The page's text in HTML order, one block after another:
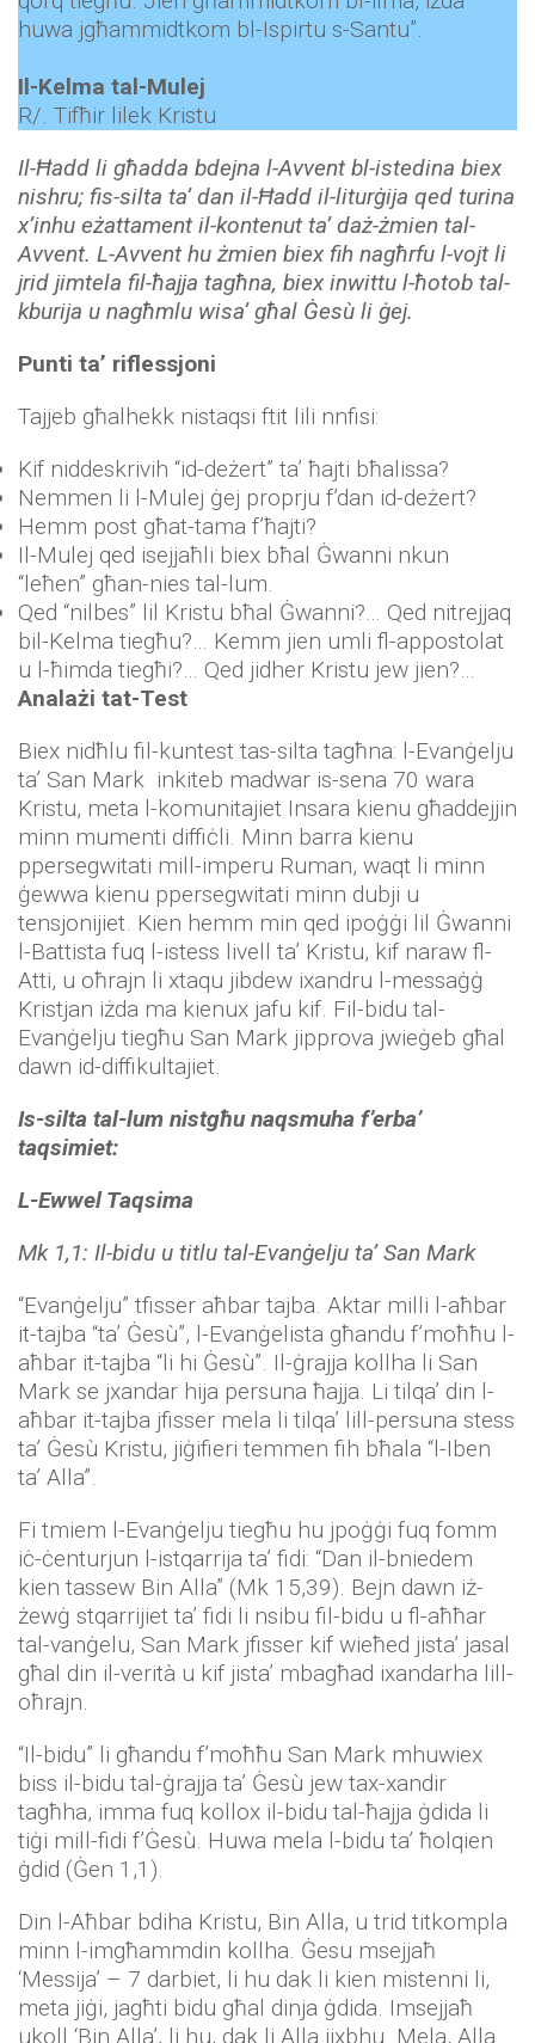
huwa jgħammidtkom bl-Ispirtu s-Santu”.
Il-Kelma tal-Mulej
R/. Tifħir lilek Kristu
Il-Ħadd li għadda bdejna l-Avvent bl-istedina biex
nishru; fis-silta ta’dan il-Ħadd il-liturġija qed turina
x’inhu eżattament il-kontenut ta’ daż-żmien tal-
Avvent. L-Avvent hu żmien biex fih nagħrfu l-vojt li
jrid jimtela fil-ħajja tagħna, biex inwittu l-ħotob tal-
kburija u nagħmlu wisa’ għal Ġesù li ġej.
Punti ta’ riflessjoni
Tajjeb għalhekk nistaqsi ftit lili nnfisi:
Kif niddeskrivih “id-deżert” ta’ ħajti bħalissa?
Nemmen li l-Mulej ġej proprju f’dan id-deżert?
Hemm post għat-tama f’ħajti?
Il-Mulej qed isejjaħli biex bħal Ġwanni nkun
“leħen” għan-nies tal-lum.
Qed “nilbes” lil Kristu bħal Ġwanni?… Qed nitrejjaq
bil-Kelma tiegħu?… Kemm jien umli fl-appostolat
u l-ħimda tiegħi?… Qed jidher Kristu jew jien?…
Analażi tat-Test
Biex nidħlu fil-kuntest tas-silta tagħna: l-Evanġelju
ta’ San Mark inkiteb madwar is-sena 70 wara
Kristu, meta l-komunitajiet Insara kienu għaddejjin
minn mumenti diffiċli. Minn barra kienu
ppersegwitati mill-imperu Ruman, waqt li minn
ġewwa kienu ppersegwitati minn dubji u
tensjonijiet. Kien hemm min qed ipoġġi lil Ġwanni
l-Battista fuq l-istess livell ta’ Kristu, kif naraw fl-
Atti, u oħrajn li xtaqu jibdew ixandru l-messaġġ
Kristjan iżda ma kienux jafu kif. Fil-bidu tal-
Evanġelju tiegħu San Mark jipprova jwieġeb għal
dawn id-diffikultajiet.
Is-silta tal-lum nistgħu naqsmuha f’erba’
taqsimiet:
L-Ewwel Taqsima
Mk 1,1: Il-bidu u titlu tal-Evanġelju ta’ San Mark
“Evanġelju” tfisser aħbar tajba. Aktar milli l-aħbar
it-tajba “ta’ Ġesù”, l-Evanġelista għandu f’moħħu l-
aħbar it-tajba “li hi Ġesù”. Il-ġrajja kollha li San
Mark se jxandar hija persuna ħajja. Li tilqa’ din l-
aħbar it-tajba jfisser mela li tilqa’ lill-persuna stess
ta’ Ġesù Kristu, jiġifieri temmen fih bħala “l-Iben
ta’ Alla”.
Fi tmiem l-Evanġelju tiegħu hu jpoġġi fuq fomm
iċ-ċenturjun l-istqarrija ta’ fidi: “Dan il-bniedem
kien tassew Bin Alla” (Mk 15,39). Bejn dawn iż-
żewġ stqarrijiet ta’ fidi li nsibu fil-bidu u fl-aħħar
tal-vanġelu, San Mark jfisser kif wieħed jista’ jasal
għal din il-verità u kif jista’ mbagħad ixandarha lill-
oħrajn.
“Il-bidu” li għandu f’moħħu San Mark mhuwiex
biss il-bidu tal-ġrajja ta’ Ġesù jew tax-xandir
tagħha, imma fuq kollox il-bidu tal-ħajja ġdida li
tiġi mill-fidi f’Ġesù. Huwa mela l-bidu ta’ ħolqien
ġdid (Ġen 1,1).
Din l-Aħbar bdiha Kristu, Bin Alla, u trid titkompla
minn l-imgħammdin kollha. Ġesu msejjaħ
‘Messija’ – 7 darbiet, li hu dak li kien mistenni li,
meta jiġi, jagħti bidu għal dinja ġdida. Imsejjaħ
ukoll ‘Bin Alla’, li hu, dak li Alla jixbhu. Mela, Alla